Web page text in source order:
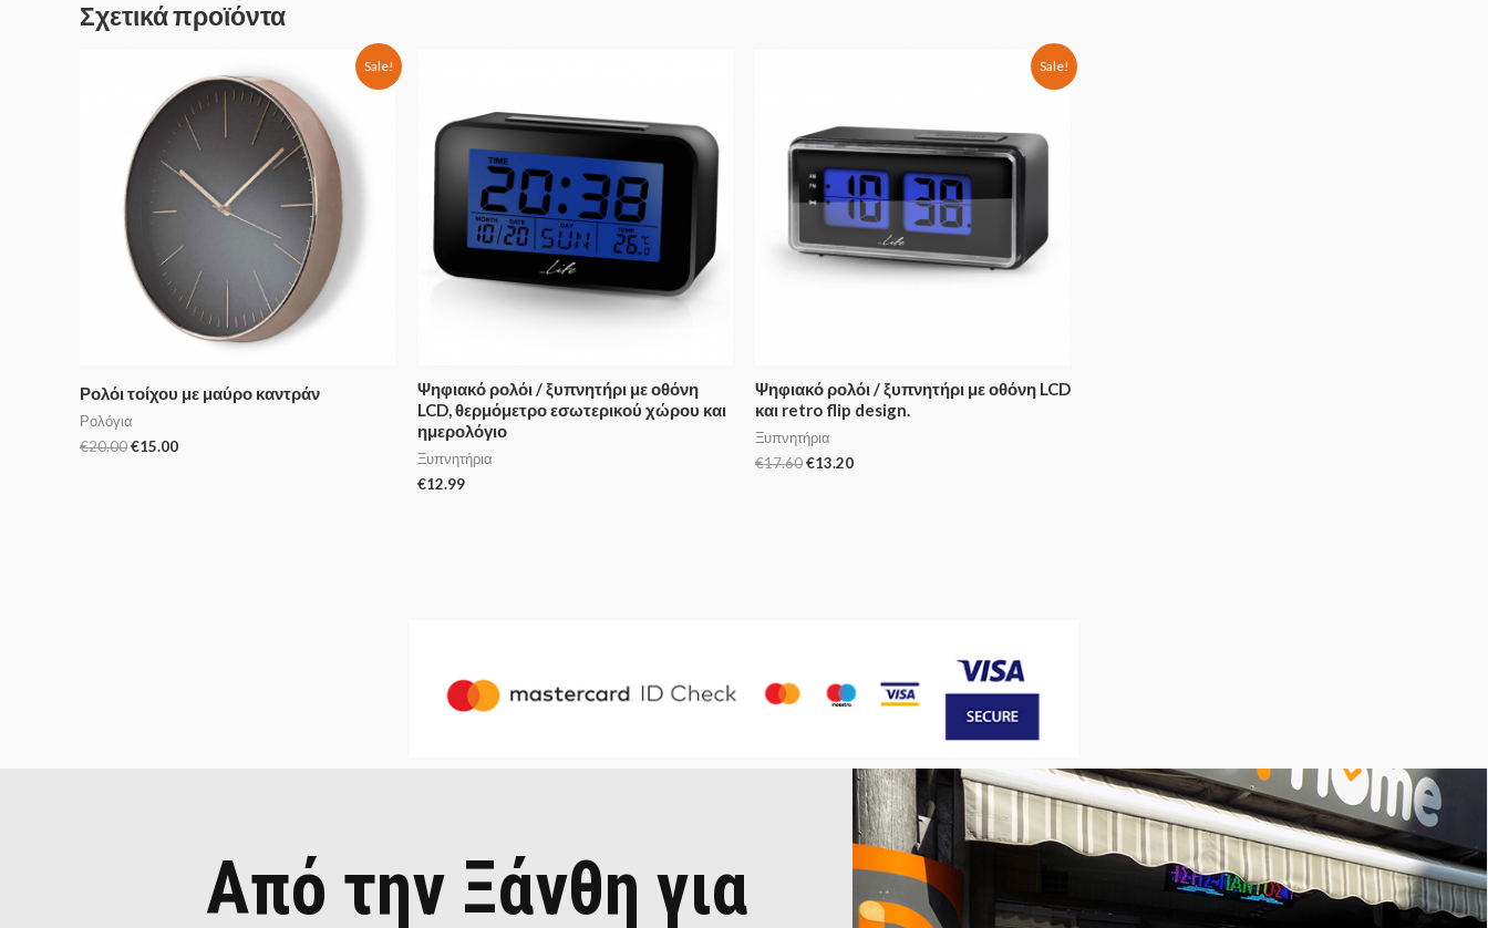
Σχετικά προϊόντα
Sale!
Ρολόι τοίχου με μαύρο καντράν
Ρολόγια
€20.00€15.00
Ψηφιακό ρολόι / ξυπνητήρι με οθόνη
LCD, θερμόμετρο εσωτερικού χώρου και
ημερολόγιο
Ξυπνητήρια
€12.99
Sale!
Ψηφιακό ρολόι / ξυπνητήρι με οθόνη LCD
και retro flip design.
Ξυπνητήρια
€17.60€13.20
Από την Ξάνθη για